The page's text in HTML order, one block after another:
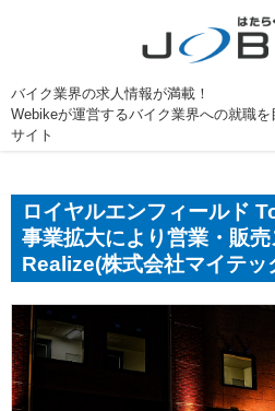
バイク業界の求人情報が満載！
Webikeが運営するバイク業界への就職
サイト
ロイヤルエンフィールド
事業拡大により営業・販売
Realize(株式会社マイテッ